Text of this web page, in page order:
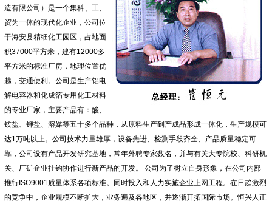
造有限公司） 是一个集科、工、
贸为一体的现代化企业，公司位
于海安县精细化工园区，占地面
积37000平方米，建有12000多
平方米的标准厂房，地理位置优
越，交通便利。公司是生产铝电
解电容器和化成箔专用化工材料
的专业厂家，主要产品有：酸、
铵盐、钾盐、溶媒等五十多个品种，从原料生产到产成品形成一体化，生产规模可
达1万吨以上。公司技术力量雄厚，设备先进、检测手段齐全、产品质量稳定可
靠，公司设有产品开发研究基地，常年外聘专家数名，并与有关大专院校、科研机
关、厂矿企业挂钩协作进行新产品的开发。 公司为了树立自身形象，在公司内部
推行ISO9001质量体系各项标准。同时投入和人力实施企业上网工程。在日趋激烈
的竞争中，企业规模不断扩大，业务遍及各地区，并逐渐开拓国际市场。恒兴人正